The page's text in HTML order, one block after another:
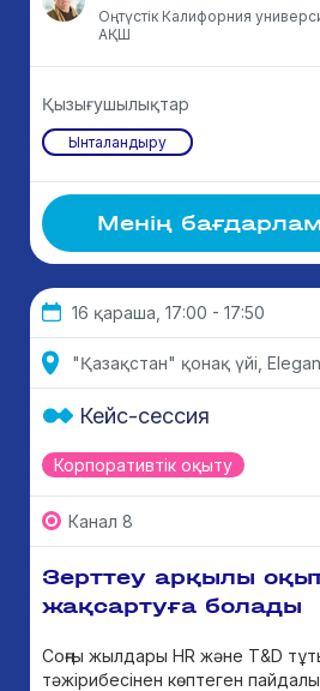
Оңтүстік Калифорния
АҚШ
Қызығушылықтар
Ынталандыру
Менің
16 қараша, 17:00 - 17:50
"Қазақстан" қонақ үйі,
Корпоративтік оқыту
Кейс-сессия
Канал 8
Зерттеу арқылы
жақсартуға болады
Соңғы жылдары HR және T&D
тәжірибесінен көптеген